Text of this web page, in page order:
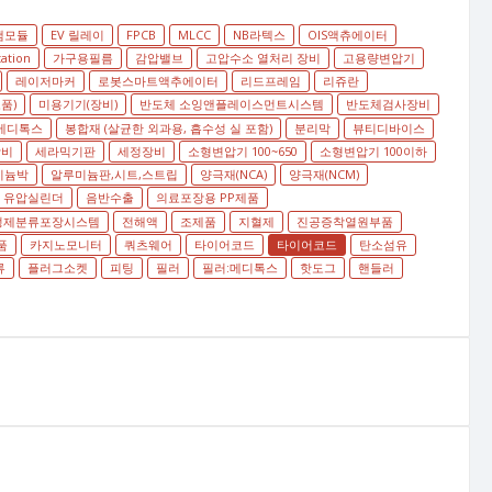
모듈 EV 릴레이 FPCB MLCC NB라텍스
OIS액츄에이터
가구용필름 감압밸브 고압수소 열처리 장비
고용량변압기
레이저마커 로봇스마트액추에이터 리드프레임
리쥬란
) 미용기기(장비) 반도체 소잉앤플레이스먼트시스템
반도체검사장비
디톡스 봉합재 (살균한 외과용, 흡수성 실 포함) 분리막
뷰티디바이스
세라믹기판 세정장비 소형변압기 100~650
소형변압기 100이하
늄박 알루미늄판,시트,스트립 양극재(NCA)
양극재(NCM)
유압실린더 음반수출
의료포장용 PP제품
제분류포장시스템 전해액 조제품 지혈제
진공증착열원부품
카지노모니터 쿼츠웨어 타이어코드 타이어코드
탄소섬유
플러그소켓 피팅 필러 필러:메디톡스 핫도그
핸들러